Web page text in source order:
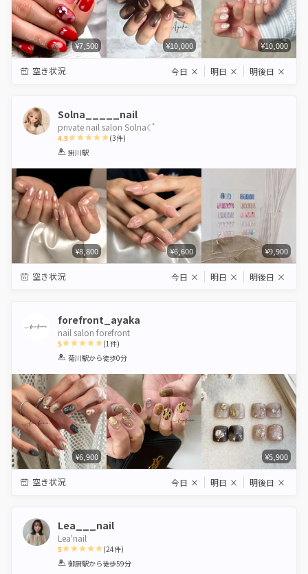
¥7,500 ¥10,000 ¥10,000
空き状況 今日 × 明日 × 明後日 ×
Solna_____nail
private nail salon Solna☾ ໋
4.9
1 2 3
(3件)
掛川駅
¥8,800 ¥6,600 ¥9,900
空き状況 今日 × 明日 × 明後日 ×
forefront_ayaka
nail salon forefront
5
1 2 3 4 5
(1件)
菊川駅から徒歩0分
¥6,900 ¥5,900
空き状況 今日 × 明日 × 明後日 ×
Lea___nail
Lea'nail
5
1 2 3 4 5
(24件)
御厨駅から徒歩59分